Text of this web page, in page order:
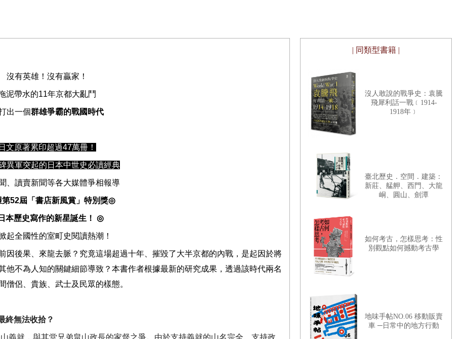
沒有英雄！沒有贏家！
泥帶水的11年京都大亂鬥
出一個群雄爭霸的戰國時代
日文原著累印超過47萬冊！
異軍突起的日本中世史必讀經典
、讀賣新聞等各大媒體爭相報導
第52屆「書店新風賞」特別獎◎
日本歷史寫作的新星誕生！ ◎
起全國性的室町史閱讀熱潮！
因後果、來龍去脈？究竟這場超過十年、摧毀了大半京都的內戰，是起因於將
他不為人知的關鍵細節導致？本書作者根據最新的研究成果，透過該時代兩名
侶、貴族、武士及民眾的樣態。
終無法收拾？
義就，與其堂兄弟畠山政長的家督之爭。由於支持義就的山名宗全、支持政
| 同類型書籍 |
沒人敢說的戰爭史：袁騰
飛犀利話一戰﹝1914-
1918年﹞
臺北歷史．空間．建築：
新莊、艋舺、西門、大龍
峒、圓山、劍潭
如何考古，怎樣思考：性
別觀點如何撼動考古學
地味手帖NO.06 移動販賣
車 ─日常中的地方行動